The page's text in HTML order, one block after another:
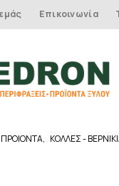
Επικοινωνία
, ΚΟΛΛΕΣ -